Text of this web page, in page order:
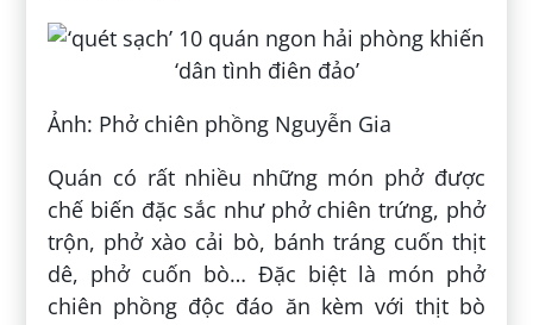
Ảnh: Phở chiên phồng Nguyễn Gia
Quán có rất nhiều những món phở được
chế biến đặc sắc như phở chiên trứng, phở
trộn, phở xào cải bò, bánh tráng cuốn thịt
dê, phở cuốn bò… Đặc biệt là món phở
chiên phồng độc đáo ăn kèm với thịt bò